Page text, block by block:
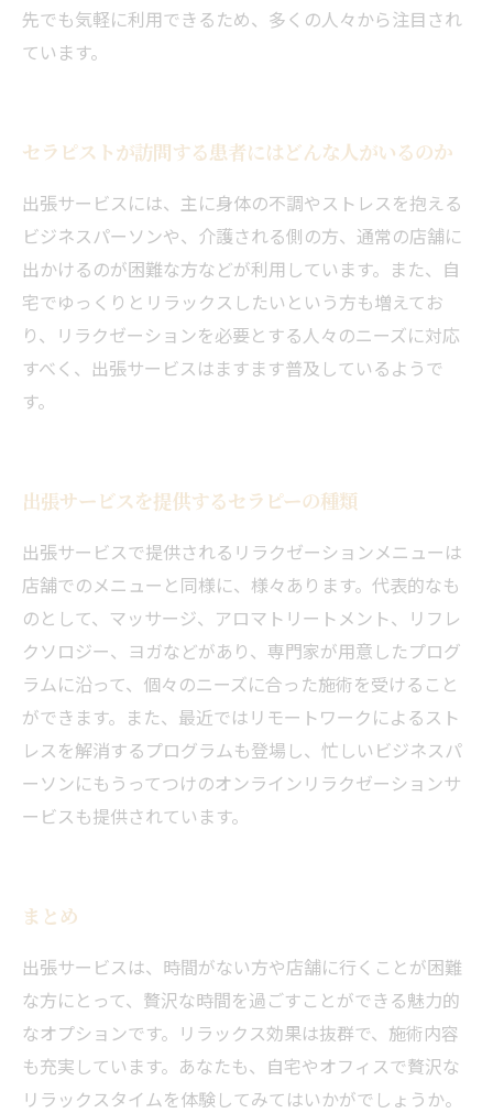
先でも気軽に利用できるため、多くの人々から注目され
ています。
セラピストが訪問する患者にはどんな人がいるのか
出張サービスには、主に身体の不調やストレスを抱える
ビジネスパーソンや、介護される側の方、通常の店舗に
出かけるのが困難な方などが利用しています。また、自
宅でゆっくりとリラックスしたいという方も増えてお
り、リラクゼーションを必要とする人々のニーズに対応
すべく、出張サービスはますます普及しているようで
す。
出張サービスを提供するセラピーの種類
出張サービスで提供されるリラクゼーションメニューは
店舗でのメニューと同様に、様々あります。代表的なも
のとして、マッサージ、アロマトリートメント、リフレ
クソロジー、ヨガなどがあり、専門家が用意したプログ
ラムに沿って、個々のニーズに合った施術を受けること
ができます。また、最近ではリモートワークによるスト
レスを解消するプログラムも登場し、忙しいビジネスパ
ーソンにもうってつけのオンラインリラクゼーションサ
ービスも提供されています。
まとめ
出張サービスは、時間がない方や店舗に行くことが困難
な方にとって、贅沢な時間を過ごすことができる魅力的
なオプションです。リラックス効果は抜群で、施術内容
も充実しています。あなたも、自宅やオフィスで贅沢な
リラックスタイムを体験してみてはいかがでしょうか。
当サロンの公式LINE@にお友達登録頂いたお客様は
当サロンの公式LINE@にお友達登録頂いたお客様は
初回 500円OFFさせて頂きます。 既に 追加済の
方、不必要な方 お手数ですが、✖印でお閉じ下さ
い。